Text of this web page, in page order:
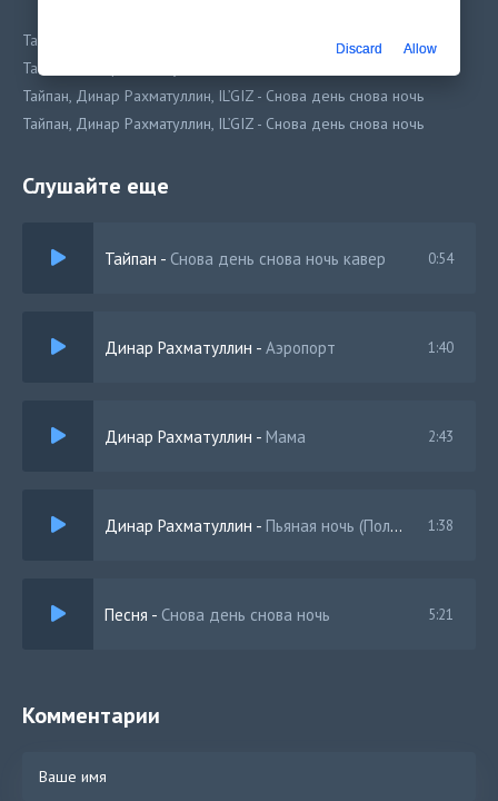
Тайпан, Динар Рахматуллин, IL’GIZ - Снова день снова ночь
Тайпан, Динар Рахматуллин, IL’GIZ - Снова день снова ночь
Тайпан, Динар Рахматуллин, IL’GIZ - Снова день снова ночь
Тайпан, Динар Рахматуллин, IL’GIZ - Снова день снова ночь
Слушайте еще
Тайпан - Снова день снова ночь кавер 0:54
Динар Рахматуллин - Аэропорт 1:40
Динар Рахматуллин - Мама 2:43
Динар Рахматуллин - Пьяная ночь (Полная Версия) 1:38
Песня - Снова день снова ночь 5:21
Комментарии
Discard Allow